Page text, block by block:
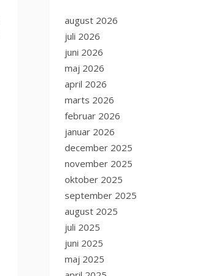
august 2026
juli 2026
juni 2026
maj 2026
april 2026
marts 2026
februar 2026
januar 2026
december 2025
november 2025
oktober 2025
september 2025
august 2025
juli 2025
juni 2025
maj 2025